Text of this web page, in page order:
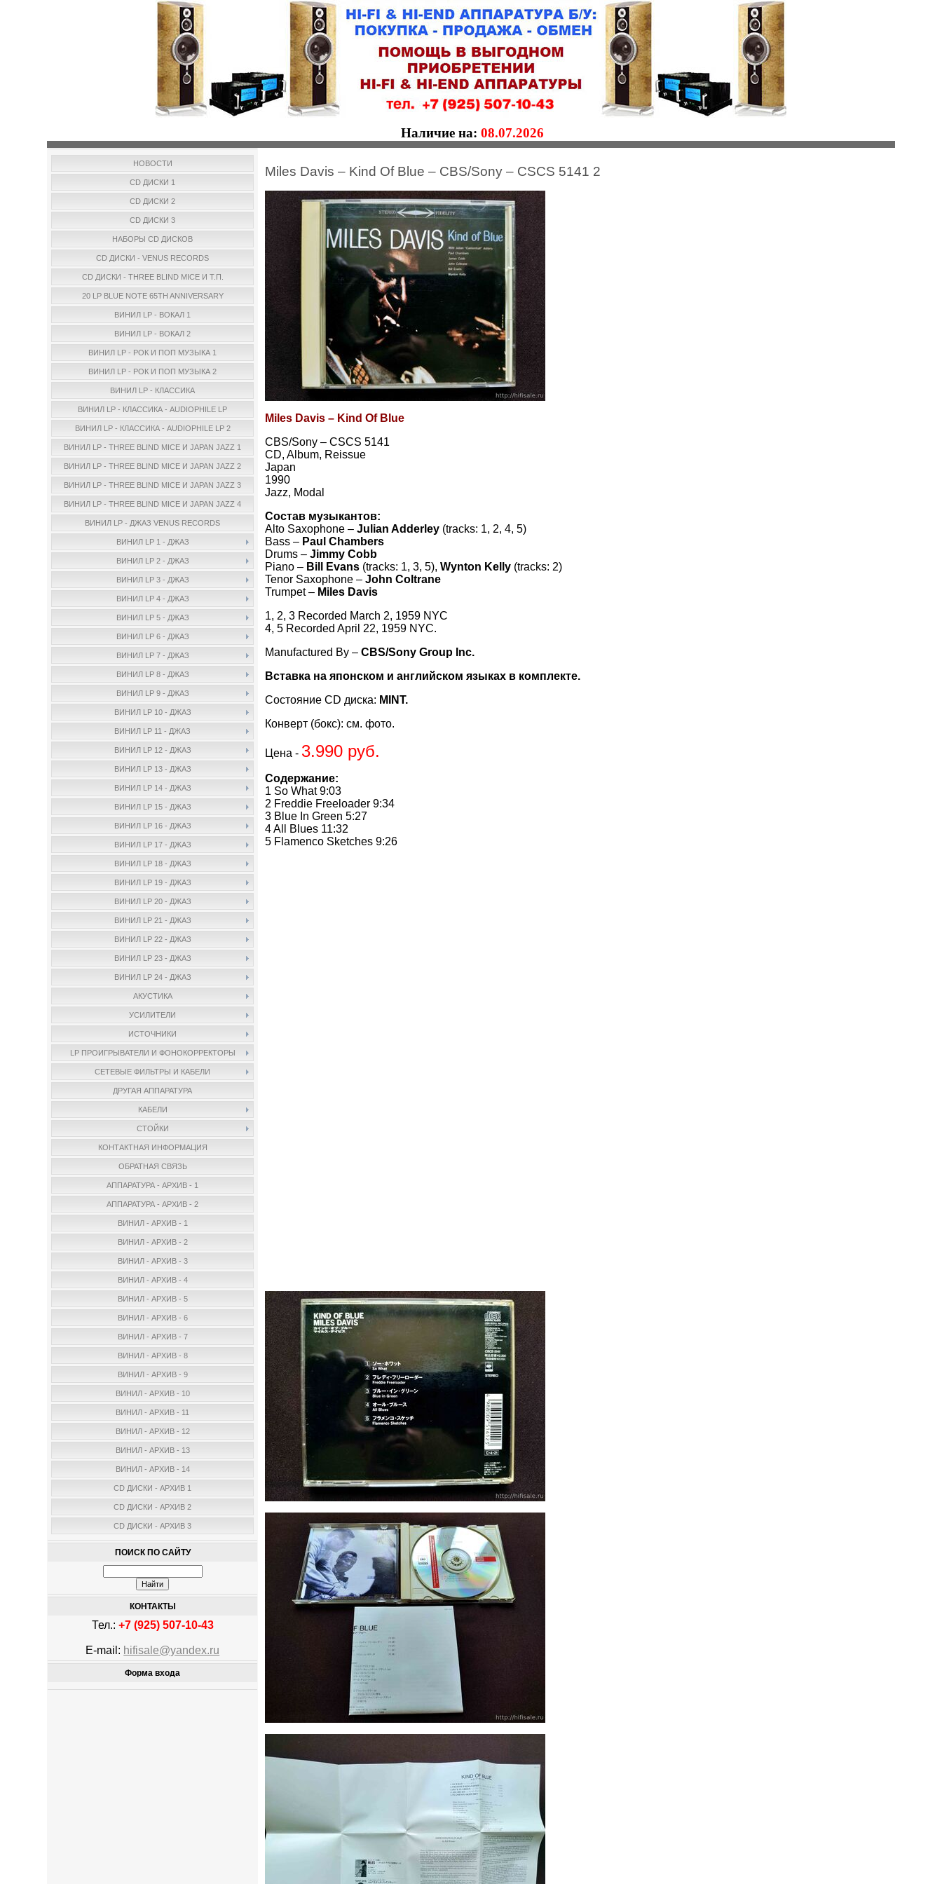
Наличие на: 08.07.2026
НОВОСТИ
CD ДИСКИ 1
CD ДИСКИ 2
CD ДИСКИ 3
НАБОРЫ CD ДИСКОВ
CD ДИСКИ - VENUS RECORDS
CD ДИСКИ - THREE BLIND MICE И Т.П.
20 LP BLUE NOTE 65TH ANNIVERSARY
ВИНИЛ LP - ВОКАЛ 1
ВИНИЛ LP - ВОКАЛ 2
ВИНИЛ LP - РОК И ПОП МУЗЫКА 1
ВИНИЛ LP - РОК И ПОП МУЗЫКА 2
ВИНИЛ LP - КЛАССИКА
ВИНИЛ LP - КЛАССИКА - AUDIOPHILE LP
ВИНИЛ LP - КЛАССИКА - AUDIOPHILE LP 2
ВИНИЛ LP - THREE BLIND MICE И JAPAN JAZZ 1
ВИНИЛ LP - THREE BLIND MICE И JAPAN JAZZ 2
ВИНИЛ LP - THREE BLIND MICE И JAPAN JAZZ 3
ВИНИЛ LP - THREE BLIND MICE И JAPAN JAZZ 4
ВИНИЛ LP - ДЖАЗ VENUS RECORDS
ВИНИЛ LP 1 - ДЖАЗ
ВИНИЛ LP 2 - ДЖАЗ
ВИНИЛ LP 3 - ДЖАЗ
ВИНИЛ LP 4 - ДЖАЗ
ВИНИЛ LP 5 - ДЖАЗ
ВИНИЛ LP 6 - ДЖАЗ
ВИНИЛ LP 7 - ДЖАЗ
ВИНИЛ LP 8 - ДЖАЗ
ВИНИЛ LP 9 - ДЖАЗ
ВИНИЛ LP 10 - ДЖАЗ
ВИНИЛ LP 11 - ДЖАЗ
ВИНИЛ LP 12 - ДЖАЗ
ВИНИЛ LP 13 - ДЖАЗ
ВИНИЛ LP 14 - ДЖАЗ
ВИНИЛ LP 15 - ДЖАЗ
ВИНИЛ LP 16 - ДЖАЗ
ВИНИЛ LP 17 - ДЖАЗ
ВИНИЛ LP 18 - ДЖАЗ
ВИНИЛ LP 19 - ДЖАЗ
ВИНИЛ LP 20 - ДЖАЗ
ВИНИЛ LP 21 - ДЖАЗ
ВИНИЛ LP 22 - ДЖАЗ
ВИНИЛ LP 23 - ДЖАЗ
ВИНИЛ LP 24 - ДЖАЗ
АКУСТИКА
УСИЛИТЕЛИ
ИСТОЧНИКИ
LP ПРОИГРЫВАТЕЛИ И ФОНОКОРРЕКТОРЫ
СЕТЕВЫЕ ФИЛЬТРЫ И КАБЕЛИ
ДРУГАЯ АППАРАТУРА
КАБЕЛИ
СТОЙКИ
КОНТАКТНАЯ ИНФОРМАЦИЯ
ОБРАТНАЯ СВЯЗЬ
АППАРАТУРА - АРХИВ - 1
АППАРАТУРА - АРХИВ - 2
ВИНИЛ - АРХИВ - 1
ВИНИЛ - АРХИВ - 2
ВИНИЛ - АРХИВ - 3
ВИНИЛ - АРХИВ - 4
ВИНИЛ - АРХИВ - 5
ВИНИЛ - АРХИВ - 6
ВИНИЛ - АРХИВ - 7
ВИНИЛ - АРХИВ - 8
ВИНИЛ - АРХИВ - 9
ВИНИЛ - АРХИВ - 10
ВИНИЛ - АРХИВ - 11
ВИНИЛ - АРХИВ - 12
ВИНИЛ - АРХИВ - 13
ВИНИЛ - АРХИВ - 14
CD ДИСКИ - АРХИВ 1
CD ДИСКИ - АРХИВ 2
CD ДИСКИ - АРХИВ 3
ПОИСК ПО САЙТУ
КОНТАКТЫ
Тел.: +7 (925) 507-10-43
E-mail: hifisale@yandex.ru
Форма входа
Miles Davis – Kind Of Blue – CBS/Sony – CSCS 5141 2
Miles Davis – Kind Of Blue
CBS/Sony – CSCS 5141
CD, Album, Reissue
Japan
1990
Jazz, Modal
Состав музыкантов:
Alto Saxophone –Julian Adderley (tracks: 1, 2, 4, 5)
Bass – Paul Chambers
Drums –Jimmy Cobb
Piano – Bill Evans (tracks: 1, 3, 5),Wynton Kelly (tracks: 2)
Tenor Saxophone –John Coltrane
Trumpet – Miles Davis
1, 2, 3 Recorded March 2, 1959 NYC
4, 5 Recorded April 22, 1959 NYC.
Manufactured By –CBS/Sony Group Inc.
Вставка на японском и английском языках в комплекте.
Состояние CD диска: MINT.
Конверт (бокс): см. фото.
Цена - 3.990 руб.
Содержание:
1 So What 9:03
2 Freddie Freeloader 9:34
3 Blue In Green 5:27
4 All Blues 11:32
5 Flamenco Sketches 9:26